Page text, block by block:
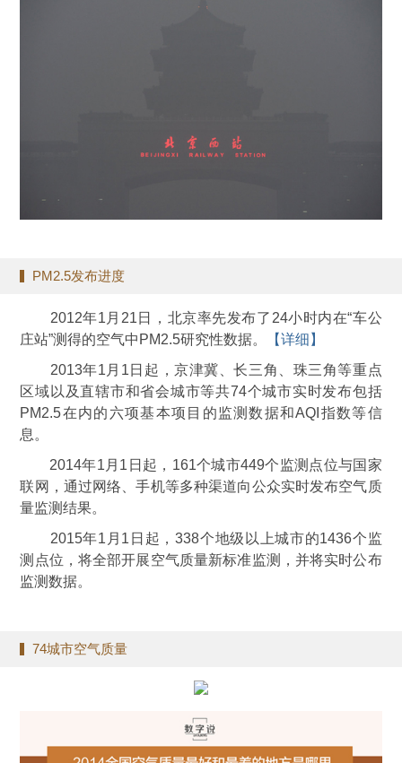
PM2.5发布进度
2012年1月21日，北京率先发布了24小时内在“车公
庄站”测得的空气中PM2.5研究性数据。
【详细】
2013年1月1日起，京津冀、长三角、珠三角等重点
区域以及直辖市和省会城市等共74个城市实时发布包括
PM2.5在内的六项基本项目的监测数据和AQI指数等信
息。
2014年1月1日起，161个城市449个监测点位与国家
联网，通过网络、手机等多种渠道向公众实时发布空气质
量监测结果。
2015年1月1日起，338个地级以上城市的1436个监
测点位，将全部开展空气质量新标准监测，并将实时公布
监测数据。
74城市空气质量